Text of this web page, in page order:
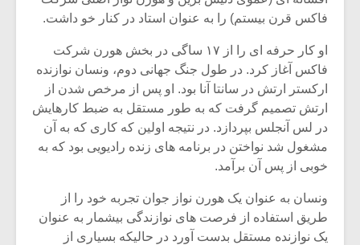
فاکس قرن بیستم) را به عنوان استاد در کنار خو داشت.
او کار حرفه ای را از ۱۷ ساگی در بخش هورن شرکت
فاکس آغاز کرد. در طول جنگ جهانی دوم، ونسان نوازنده
ارکستر ارتش در سانتا آنا بود. او پس از مرخص شدن از
ارتش تصمیم گرفت که به طور مستقل به ضبط کارهایش
در لس آنجلس بپردازد. در نتیجه اولین که کاری که به آن
مشغول شد نواختن در برنامه های زنده رادیویی بود که به
خوبی از پس آن برآمد.
ونسان به عنوان یک هورن نواز جوان تجربه خود را از
طریق استفاده از فرصت های نوازندگی بیشمار به عنوان
یک نوازنده مستقل بدست آورد در حالیکه بسیاری از
اگر نمی توانی
مشهورترین باشی،
بدنام ترین باش
سکانسی